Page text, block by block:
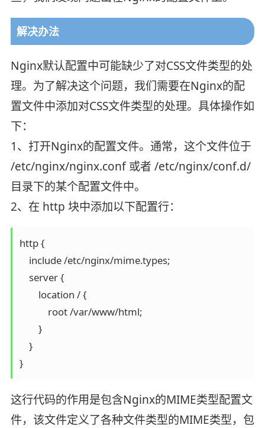
解决办法
Nginx默认配置中可能缺少了对CSS文件类型的处
理。为了解决这个问题，我们需要在Nginx的配
置文件中添加对CSS文件类型的处理。具体操作如
下：
1、打开Nginx的配置文件。通常，这个文件位于
/etc/nginx/nginx.conf 或者 /etc/nginx/conf.d/
目录下的某个配置文件中。
2、在 http 块中添加以下配置行：
http {
    include /etc/nginx/mime.types;
    server {
        location / {
            root /var/www/html;
        }
    }
}
这行代码的作用是包含Nginx的MIME类型配置文
件，该文件定义了各种文件类型的MIME类型，包